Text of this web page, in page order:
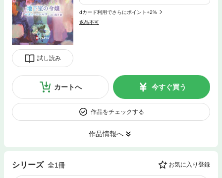
試し読み
dカード利用でさらにポイント+2%
返品不可
カートへ 今すぐ買う
作品をチェックする
作品情報へ
シリーズ 全1冊 お気に入り登録